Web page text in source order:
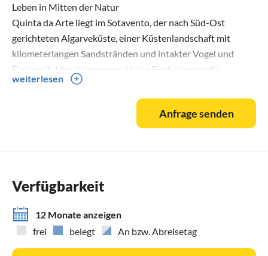
Leben in Mitten der Natur
Quinta da Arte liegt im Sotavento, der nach Süd-Ost
gerichteten Algarveküste, einer Küstenlandschaft mit
kilometerlangen Sandstränden und intakter Vogel und
Fischwelt. Hier überqueren kleine Fischerboote die
Wasserstraßen des gezähmten Atlantiks.
Unser Anwesen selbst liegt in einer weiten Naturlandschaft
eingebettet von Johannisbrotbaum-Oliven-Mandel und
Die Perle der Algarve, die römisch-arabisch Renaissance
Stadt Tavira, an der Flussmündung der 'Ria do Gilao'
gelegen ist nur 10 km entfernt.
Einmal bei uns angekommen staunen unsere Gäste oft über
weiterlesen
Anfrage senden
Verfügbarkeit
12 Monate anzeigen
frei
belegt An bzw. Abreisetag